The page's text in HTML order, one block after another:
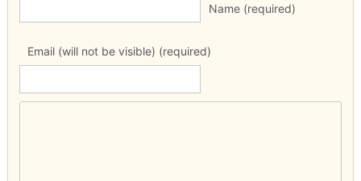
Name (required)
Email (will not be visible) (required)